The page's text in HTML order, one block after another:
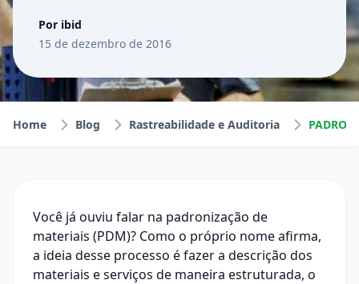
Por ibid
15 de dezembro de 2016
Home Blog Rastreabilidade e Auditoria
Você já ouviu falar na padronização de
materiais (PDM)? Como o próprio nome afirma,
a ideia desse processo é fazer a descrição dos
materiais e serviços de maneira estruturada, o